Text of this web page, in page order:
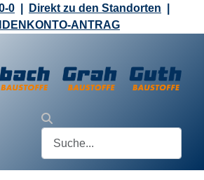
0 Direkt zu den Standorten
ANTRAG